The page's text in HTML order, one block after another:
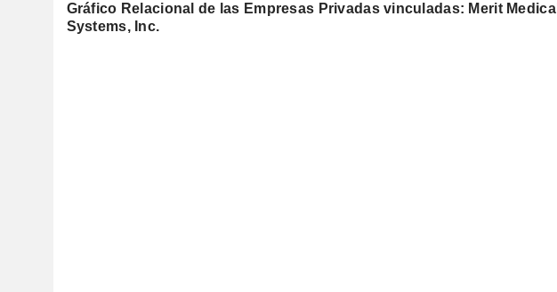
Gráfico Relacional de las Empresas Privadas vinculadas: Merit Medical
Systems, Inc.